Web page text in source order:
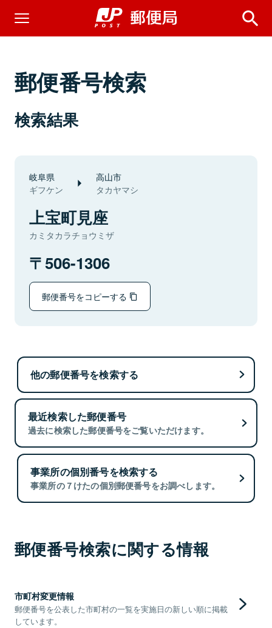
郵便番号検索
検索結果
岐阜県
ギフケン
高山市
タカヤマシ
上宝町見座
カミタカラチョウミザ
506-1306
郵便番号をコピーする
他の郵便番号を検索する
最近検索した郵便番号
過去に検索した郵便番号をご覧いただけます。
事業所の個別番号を検索する
事業所の７けたの個別郵便番号をお調べします。
郵便番号検索に関する情報
市町村変更情報
郵便番号を公表した市町村の一覧を実施日の新しい順に掲載
しています。